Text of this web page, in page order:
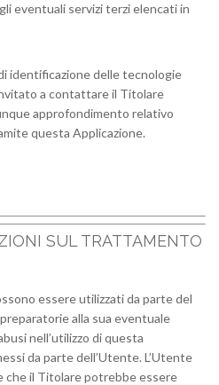
eventuali servizi terzi elencati in
identificazione delle tecnologie
a contattare il Titolare
approfondimento relativo
questa Applicazione.
SUL TRATTAMENTO
essere utilizzati da parte del
alla sua eventuale
nell’utilizzo di questa
da parte dell’Utente. L’Utente
che il Titolare potrebbe essere